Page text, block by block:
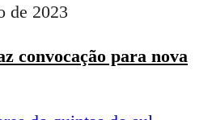
de 2023
convocação para nova